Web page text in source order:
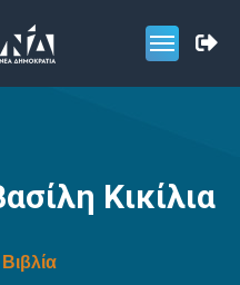
Κικίλια
Βιβλία